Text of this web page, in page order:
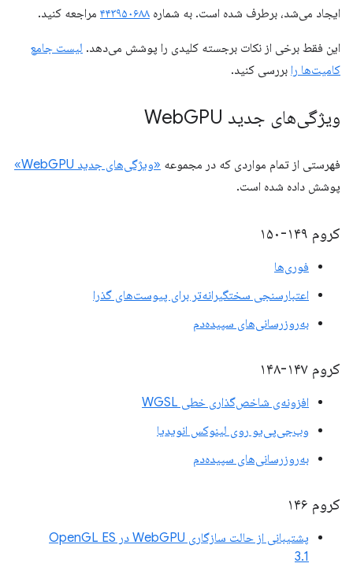
ایجاد می‌شد، برطرف شده است. به شماره ۴۴۳۹۵۰۶۸۸ مراجعه کنید.
این فقط برخی از نکات برجسته کلیدی را پوشش می‌دهد. لیست جامع
کامیت‌ها را بررسی کنید.
ویژگی‌های جدید Web GPU
فهرستی از تمام مواردی که در مجموعه «ویژگی‌های جدید WebGPU»
پوشش داده شده است.
کروم ۱۴۹-۱۵۰
فوری‌ها
اعتبارسنجی سختگیرانه‌تر برای پیوست‌های گذرا
به‌روزرسانی‌های سپیده‌دم
کروم ۱۴۷-۱۴۸
افزونه‌ی شاخص‌گذاری خطی WGSL
وب‌جی‌پی‌یو روی لینوکس انویدیا
به‌روزرسانی‌های سپیده‌دم
کروم ۱۴۶
پشتیبانی از حالت سازگاری WebGPU در OpenGL ES
3.1